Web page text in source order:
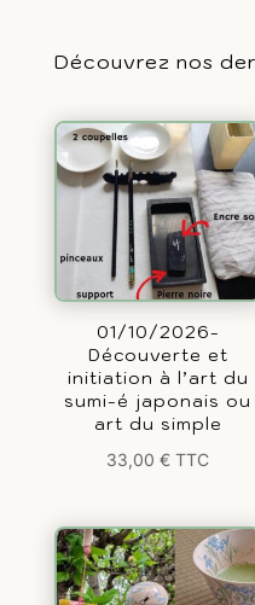
Découvrez nos
01/10/2026-
Découverte et
initiation à l’art du
sumi-é japonais ou
art du simple
33,00€ TTC